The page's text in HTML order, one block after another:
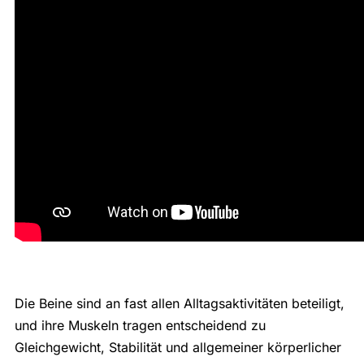
Die Beine sind an fast allen Alltagsaktivitäten beteiligt,
und ihre Muskeln tragen entscheidend zu
Gleichgewicht, Stabilität und allgemeiner körperlicher